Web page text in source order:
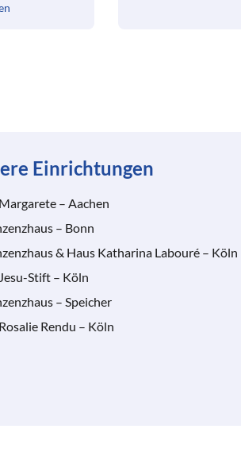
Einrichtungen
– Aachen
– Bonn
& Haus Katharina Labouré – Köln
Stift – Köln
– Speicher
Rendu – Köln